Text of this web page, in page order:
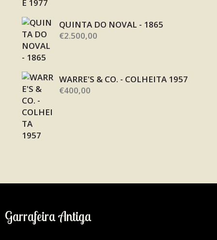
QUINTA DO NOVAL - 1865
€2.500,00
WARRE'S & CO. - COLHEITA 1957
€400,00
Garrafeira Antiga